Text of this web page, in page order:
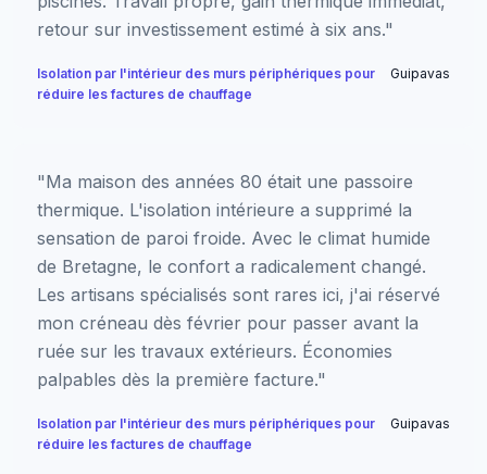
retour sur investissement estimé à six ans."
Isolation par l'intérieur des murs périphériques pour
réduire les factures de chauffage
Guipavas
"Ma maison des années 80 était une passoire
thermique. L'isolation intérieure a supprimé la
sensation de paroi froide. Avec le climat humide
de Bretagne, le confort a radicalement changé.
Les artisans spécialisés sont rares ici, j'ai réservé
mon créneau dès février pour passer avant la
ruée sur les travaux extérieurs. Économies
palpables dès la première facture."
Isolation par l'intérieur des murs périphériques pour
réduire les factures de chauffage
Guipavas